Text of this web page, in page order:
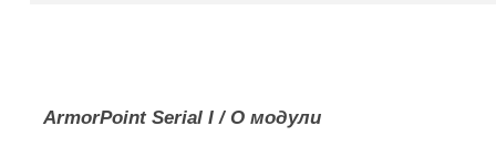
ArmorPoint Serial I / O модули